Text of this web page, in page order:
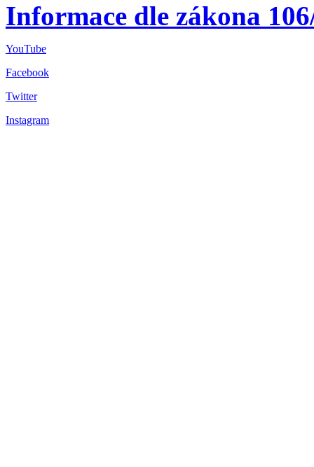
Informace dle zákona
YouTube
Facebook
Twitter
Instagram